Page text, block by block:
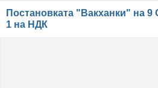
Постановката "Вакханки" на 9
1 на НДК